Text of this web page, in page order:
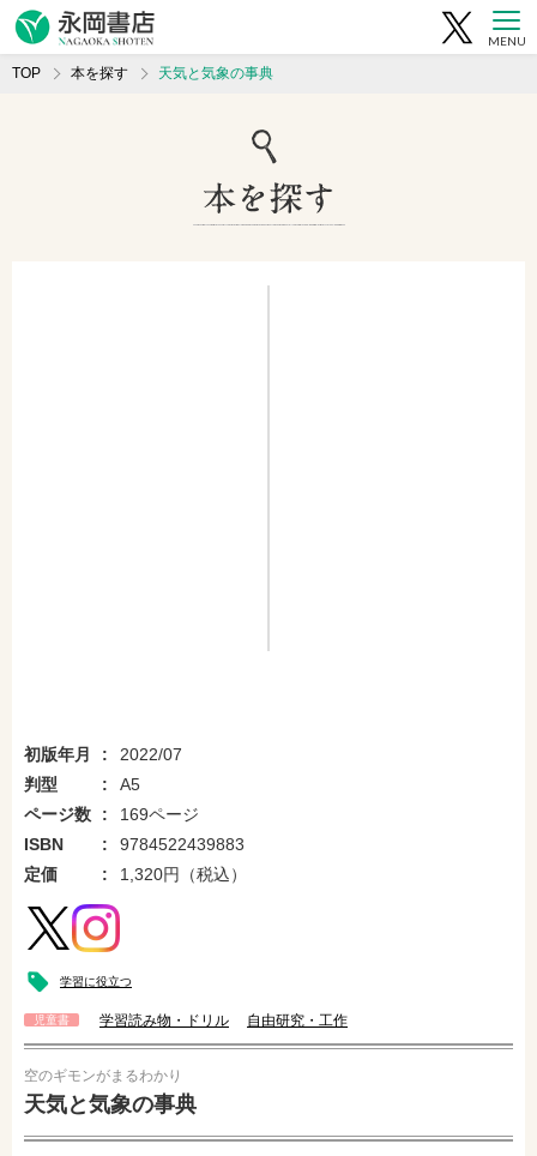
MENU
TOP 本を探す 天気と気象の事典
初版年月
2022/07
判型
A5
ページ数
169ページ
ISBN
9784522439883
定価
1,320円（税込）
学習に役立つ
児童書 学習読み物・ドリル 自由研究・工作
空のギモンがまるわかり
天気と気象の事典